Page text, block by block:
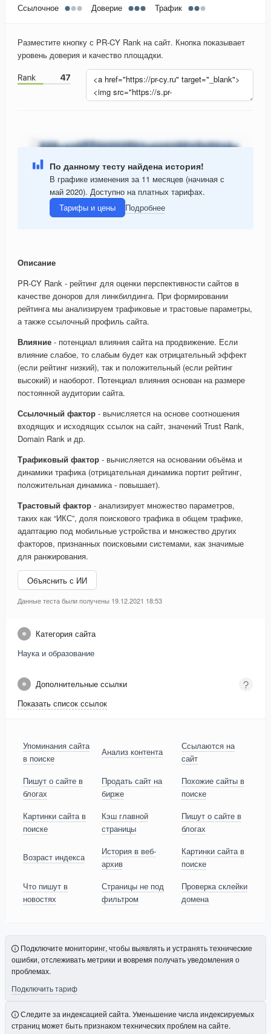
Ссылочное
Доверие Трафик
Разместите кнопку с PR-CY Rank на сайт. Кнопка показывает
уровень доверия и качество площадки.
По данному тесту найдена история!
В графике изменения за 11 месяцев (начиная с
май 2020). Доступно на платных тарифах.
Тарифы и цены
Подробнее
Описание
PR-CY Rank - рейтинг для оценки перспективности сайтов в
качестве доноров для линкбилдинга. При формировании
рейтинга мы анализируем трафиковые и трастовые параметры,
а также ссылочный профиль сайта.
Влияние - потенциал влияния сайта на продвижение. Если
влияние слабое, то слабым будет как отрицательный эффект
(если рейтинг низкий), так и положительный (если рейтинг
высокий) и наоборот. Потенциал влияния основан на размере
постоянной аудитории сайта.
Ссылочный фактор - вычисляется на основе соотношения
входящих и исходящих ссылок на сайт, значений Trust Rank,
Domain Rank и др.
Трафиковый фактор - вычисляется на основании объёма и
динамики трафика (отрицательная динамика портит рейтинг,
положительная динамика - повышает).
Трастовый фактор - анализирует множество параметров,
таких как “ИКС”, доля поискового трафика в общем трафике,
адаптацию под мобильные устройства и множество других
факторов, признанных поисковыми системами, как значимые
для ранжирования.
Объяснить с ИИ
Данные теста были получены 19.12.2021 18:53
Категория сайта
Наука и образование
Дополнительные ссылки
Показать список ссылок
Упоминания сайта
в поиске
Анализ контента
Ссылаются на
сайт
Пишут о сайте в
блогах
Продать сайт на
бирже
Похожие сайты в
поиске
Картинки сайта в
поиске
Кэш главной
страницы
Пишут о сайте в
блогах
Возраст индекса
История в веб-
архив
Картинки сайта в
поиске
Что пишут в
новостях
Страницы не под
фильтром
Проверка склейки
домена
Подключите мониторинг, чтобы выявлять и устранять технические
ошибки, отслеживать метрики и вовремя получать уведомления о
проблемах.
Подключить тариф
Следите за индексацией сайта. Уменьшение числа индексируемых
страниц может быть признаком технических проблем на сайте.